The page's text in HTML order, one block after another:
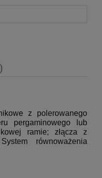
z polerowanego
pergaminowego lub
ramie;
złącza z
System równoważenia